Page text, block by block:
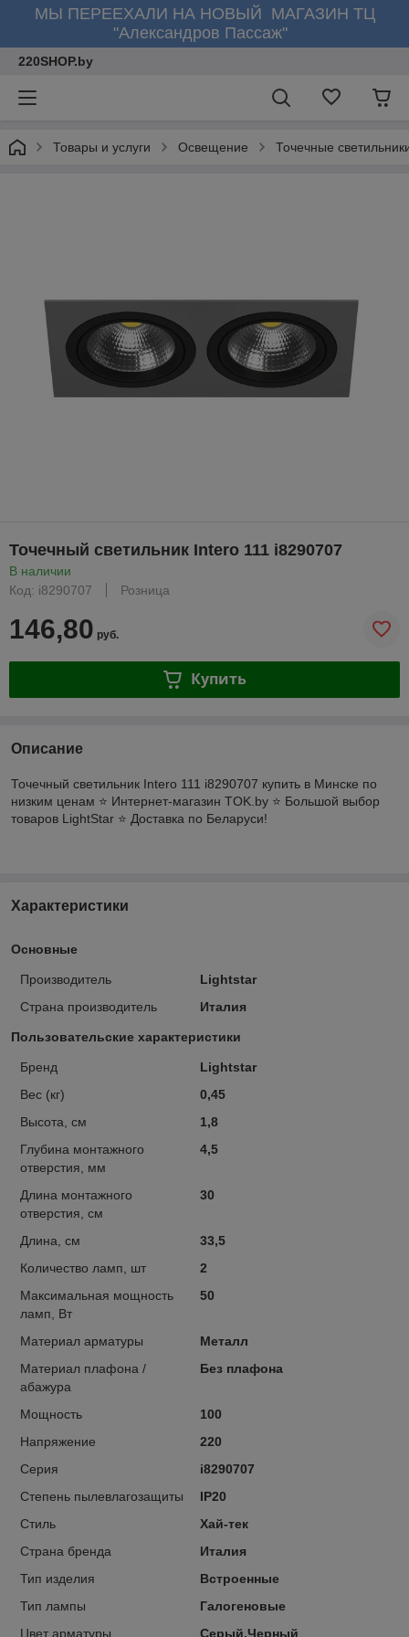
МЫ ПЕРЕЕХАЛИ НА НОВЫЙ МАГАЗИН ТЦ
"Александров Пассаж"
220SHOP.by
Товары и услуги Освещение Точечные
Точечный светильник Intero 111 i8290707
В наличии
Код: i8290707
Розница
146,80 руб.
Купить
Описание
Точечный светильник Intero 111 i8290707 купить в Минске по
низким ценам ⭐️ Интернет-магазин TOK.by ⭐️ Большой выбор
товаров LightStar ⭐️ Доставка по Беларуси!
Характеристики
Основные
Производитель
Lightstar
Страна производитель
Италия
Пользовательские характеристики
Бренд
Lightstar
Вес (кг)
0,45
Высота, см
1,8
Глубина монтажного
отверстия, мм
4,5
Длина монтажного
отверстия, см
30
Длина, см
33,5
Количество ламп, шт
2
Максимальная мощность
ламп, Вт
50
Материал арматуры
Металл
Материал плафона /
абажура
Без плафона
Мощность
100
Напряжение
220
Серия
i8290707
Степень пылевлагозащиты
IP20
Стиль
Хай-тек
Страна бренда
Италия
Тип изделия
Встроенные
Тип лампы
Галогеновые
Цвет арматуры
Серый,Черный